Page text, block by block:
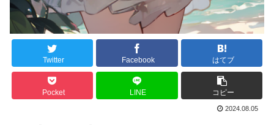
Twitter Facebook はてブ
Pocket LINE コピー
2024.08.05